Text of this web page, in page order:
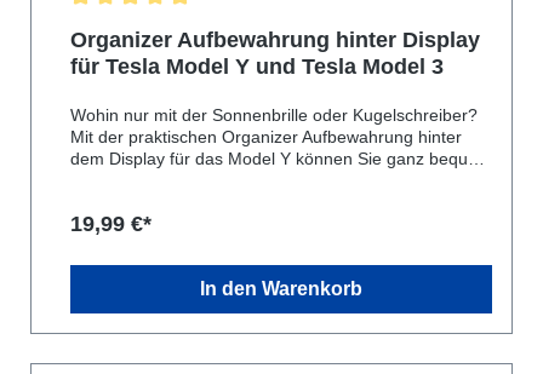
Organizer Aufbewahrung hinter Display
für Tesla Model Y und Tesla Model 3
Wohin nur mit der Sonnenbrille oder Kugelschreiber?
Mit der praktischen Organizer Aufbewahrung hinter
dem Display für das Model Y können Sie ganz bequem
dem Display versteckt.Lieferumfang:- 1x Organizer
Model 3 bis 2023 - Tesla Model Y
19,99 €*
In den Warenkorb